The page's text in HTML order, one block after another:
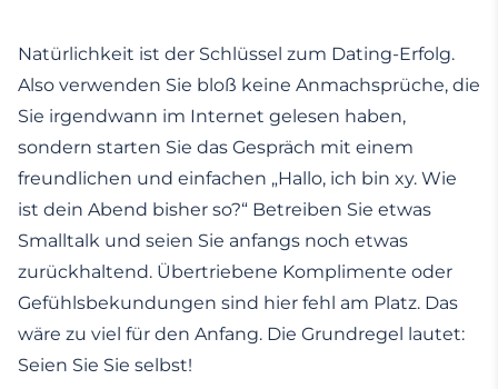
Natürlichkeit ist der Schlüssel zum Dating-Erfolg.
Also verwenden Sie bloß keine Anmachsprüche, die
Sie irgendwann im Internet gelesen haben,
sondern starten Sie das Gespräch mit einem
freundlichen und einfachen „Hallo, ich bin xy. Wie
ist dein Abend bisher so?“ Betreiben Sie etwas
Smalltalk und seien Sie anfangs noch etwas
zurückhaltend. Übertriebene Komplimente oder
Gefühlsbekundungen sind hier fehl am Platz. Das
wäre zu viel für den Anfang. Die Grundregel lautet:
Seien Sie Sie selbst!